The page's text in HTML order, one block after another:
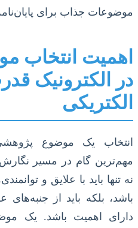
موضوعات جذاب برای
اهمیت انتخاب
در الکترونیک
الکتریکی
انتخاب یک موضوع
مهم‌ترین گام در مسیر نگارش
نه تنها باید با علایق و
باشد، بلکه باید از
دارای اهمیت باشد. یک